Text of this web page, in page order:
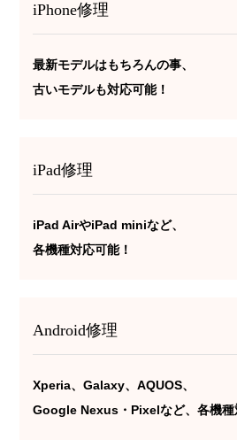
iPhone修理
最新モデルはもちろんの事、
古いモデルも対応可能！
iPad修理
iPad AirやiPad miniなど、
各機種対応可能！
Android修理
Xperia、Galaxy、AQUOS、
Google Nexus・Pixelなど、各機種